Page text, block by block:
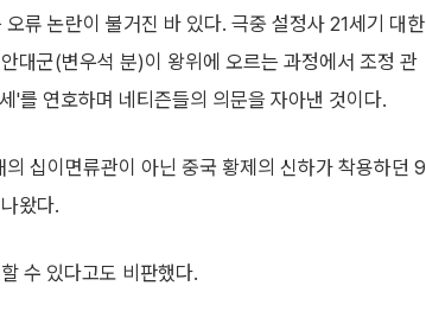
류 논란이 불거진 바 있다. 극중 설정사 21세기 대한
대군(변우석 분)이 왕위에 오르는 과정에서 조정 관
'를 연호하며 네티즌들의 의문을 자아낸 것이다.
십이면류관이 아닌 중국 황제의 신하가 착용하던 9
왔다.
수 있다고도 비판했다.